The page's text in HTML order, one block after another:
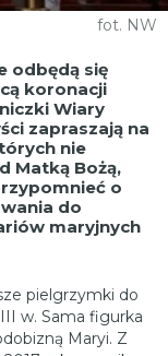
fot. NW
odbędą się
koronacji
Wiary
zapraszają na
nie
Matką Bożą,
o
do
maryjnych
pielgrzymki do
w. Sama figurka
Maryi. Z